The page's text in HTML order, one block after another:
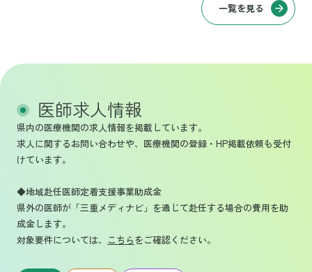
一覧を見る
医師求人情報
県内の医療機関の求人情報を掲載しています。
求人に関するお問い合わせや、医療機関の登録・HP掲載依頼も受付
けています。
◆地域赴任医師定着支援事業助成金
県外の医師が「三重メディナビ」を通じて赴任する場合の費用を助
成金します。
対象要件については、
こちらをご確認ください。